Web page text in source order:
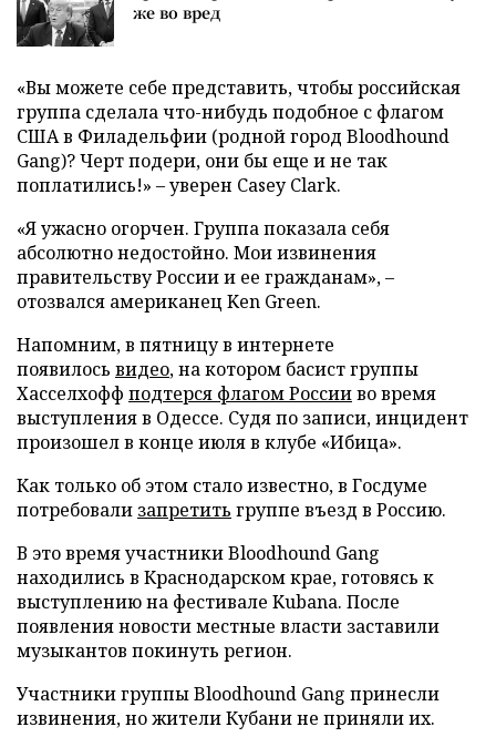
же во вред
«Вы можете себе представить, чтобы российская
группа сделала что-нибудь подобное с флагом
США в Филадельфии (родной город Bloodhound
Gang)? Черт подери, они бы еще и не так
поплатились!» – уверен Casey Clark.
«Я ужасно огорчен. Группа показала себя
абсолютно недостойно. Мои извинения
правительству России и ее гражданам», –
отозвался американец Ken Green.
Напомним, в пятницу в интернете
появилось видео, на котором басист группы
Хасселхофф подтерся флагом Россииво время
выступления в Одессе. Судя по записи, инцидент
произошел в конце июля в клубе «Ибица».
Как только об этом стало известно, в Госдуме
потребовали запретить группе въезд в Россию.
В это время участники Bloodhound Gang
находились в Краснодарском крае, готовясь к
выступлению на фестивале Kubana. После
появления новости местные власти заставили
музыкантов покинуть регион.
Участники группы Bloodhound Gang принесли
извинения, но жители Кубани не приняли их.